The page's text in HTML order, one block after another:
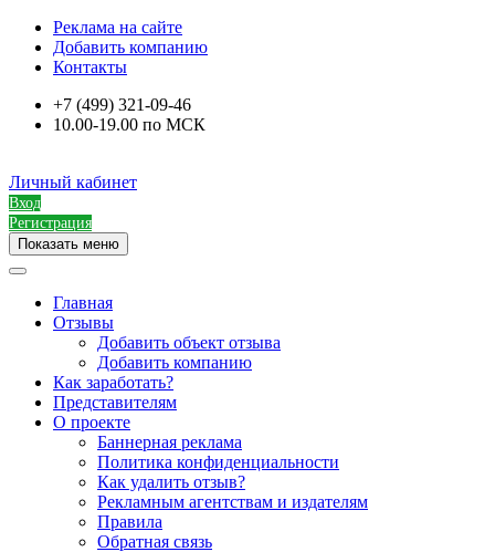
Реклама на сайте
Добавить компанию
Контакты
+7 (499) 321-09-46
10.00-19.00 по МСК
Личный кабинет
Вход
Регистрация
Показать меню
Главная
Отзывы
Добавить объект отзыва
Добавить компанию
Как заработать?
Представителям
О проекте
Баннерная реклама
Политика конфиденциальности
Как удалить отзыв?
Рекламным агентствам и издателям
Правила
Обратная связь